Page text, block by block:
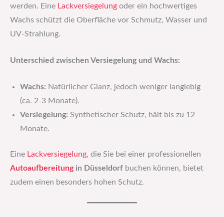
werden. Eine Lackversiegelung oder ein hochwertiges
Wachs schützt die Oberfläche vor Schmutz, Wasser und
UV-Strahlung.
Unterschied zwischen Versiegelung und Wachs:
Wachs: Natürlicher Glanz, jedoch weniger langlebig
(ca. 2-3 Monate).
Versiegelung: Synthetischer Schutz, hält bis zu 12
Monate.
Eine Lackversiegelung, die Sie bei einer professionellen
Autoaufbereitungin Düsseldorf buchen können, bietet
zudem einen besonders hohen Schutz.